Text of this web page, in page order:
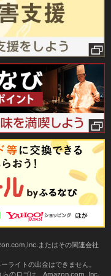
またはその関連会社
ライトの出金はできません。
のロゴは、Amazon.com, Inc.